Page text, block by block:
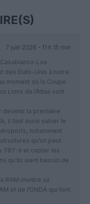
7 juin 2026 - 11 h 15 min
Los
des États-Unis à notre
moment où la Coupe
Lions de l’Atlas vont
devenir la première
il faut aussi saluer le
notamment
qu’on peut
787-9 et capter les
qu’ils aient besoin de
RAM montre sa
et de l’ONDA qui font